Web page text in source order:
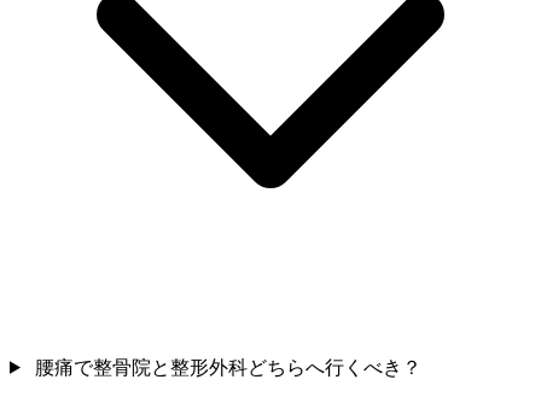
腰痛で整骨院と整形外科どちらへ行くべき？